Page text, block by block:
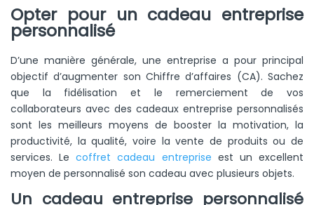
Opter pour un cadeau entreprise
personnalisé
D’une manière générale, une entreprise a pour principal
objectif d’augmenter son Chiffre d’affaires (CA). Sachez
que la fidélisation et le remerciement de vos
collaborateurs avec des cadeaux entreprise personnalisés
sont les meilleurs moyens de booster la motivation, la
productivité, la qualité, voire la vente de produits ou de
services. Le coffret cadeau entreprise est un excellent
moyen de personnalisé son cadeau avec plusieurs objets.
Un cadeau entreprise personnalisé